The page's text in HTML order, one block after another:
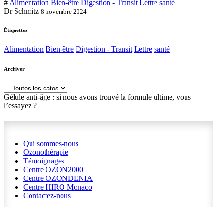
# Alimentation Bien-être Digestion - Transit Lettre santé
Dr Schmitz 8 novembre 2024
Étiquettes
Alimentation Bien-être Digestion - Transit Lettre santé
Archiver
Gélule anti-âge : si nous avons trouvé la formule ultime, vous
l’essayez ?
Qui sommes-nous
Ozonothérapie
Témoignages
Centre OZON2000
Centre OZONDENIA
Centre HIRO Monaco
Contactez-nous